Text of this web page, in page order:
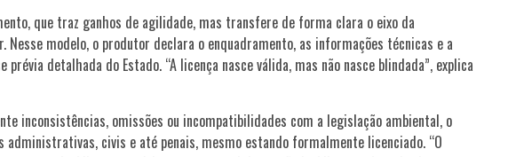
que traz ganhos de agilidade, mas transfere de forma clara o eixo da
Nesse modelo, o produtor declara o enquadramento, as informações técnicas e a
detalhada do Estado. “A licença nasce válida, mas não nasce blindada”, explica
inconsistências, omissões ou incompatibilidades com a legislação ambiental, o
civis e até penais, mesmo estando formalmente licenciado. “O